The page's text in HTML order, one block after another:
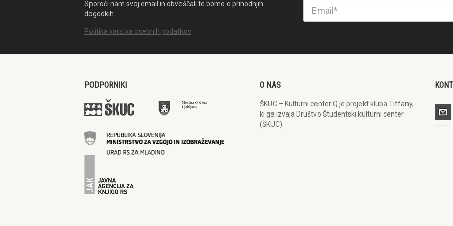
Sporoči nam svoj email in obveščali te bomo o prihodnjih
dogodkih.
Politika varstva osebnih podatkov
PODPORNIKI O NAS
ŠKUC – Kulturni center Q je projekt kluba Tiffany,
ki ga izvaja Društvo Študentski kulturni center
(ŠKUC).